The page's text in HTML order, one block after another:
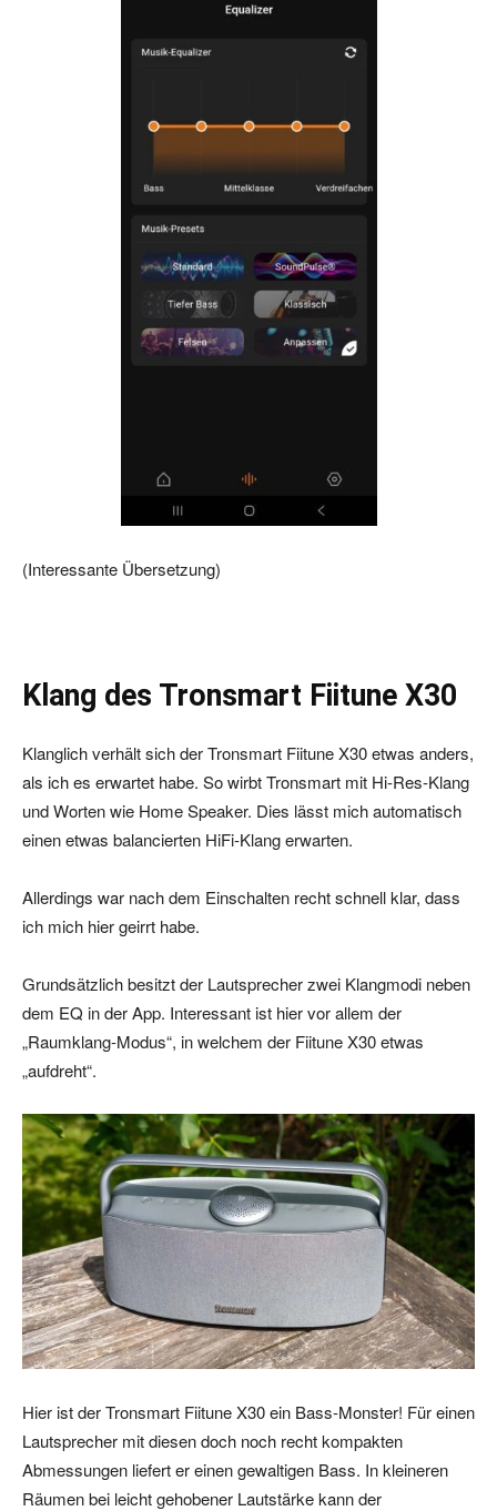
(Interessante Übersetzung)
Klang des Tronsmart Fiitune X30
Klanglich verhält sich der Tronsmart Fiitune X30 etwas anders,
als ich es erwartet habe. So wirbt Tronsmart mit Hi-Res-Klang
und Worten wie Home Speaker. Dies lässt mich automatisch
einen etwas balancierten HiFi-Klang erwarten.
Allerdings war nach dem Einschalten recht schnell klar, dass
ich mich hier geirrt habe.
Grundsätzlich besitzt der Lautsprecher zwei Klangmodi neben
dem EQ in der App. Interessant ist hier vor allem der
„Raumklang-Modus“, in welchem der Fiitune X30 etwas
„aufdreht“.
Hier ist der Tronsmart Fiitune X30 ein Bass-Monster! Für einen
Lautsprecher mit diesen doch noch recht kompakten
Abmessungen liefert er einen gewaltigen Bass. In kleineren
Räumen bei leicht gehobener Lautstärke kann der